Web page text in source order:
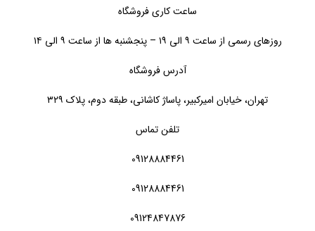
ساعت کاری فروشگاه
روزهای رسمی از ساعت ۹ الی ۱۹ – پنجشنبه ها از ساعت ۹ الی ۱۴
آدرس فروشگاه
تهران، خیابان امیرکبیر، پاساژ کاشانی، طبقه دوم، پلاک ۳۲۹
تلفن تماس
09128884461
09128884461
09124847876